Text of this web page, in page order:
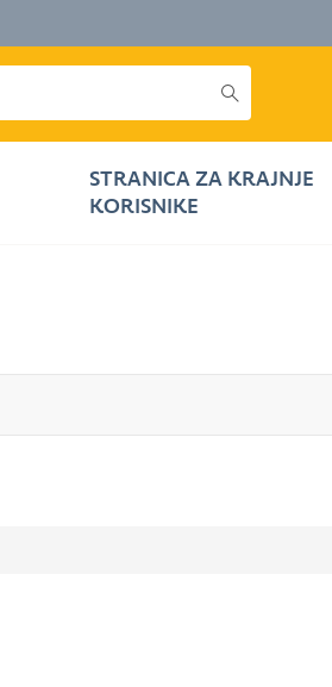
STRANICA ZA KRAJNJE
KORISNIKE